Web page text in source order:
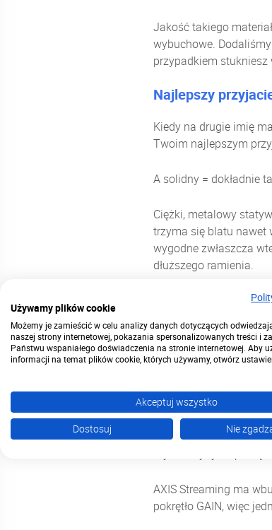
Jakość takiego
wybuchowe.
przypadkiem stukniesz
Najlepszy
Kiedy na drugie imię
Twoim najlepszym
A solidny = dokładnie
Ciężki, metalowy
trzyma się blatu nawet
wygodne zwłaszcza
dłuższego ramienia.
Dźwięk w
AXIS Streaming trzyma
Bez ściemy – z
pewności, że brzmisz
Wystarczy tylko
AXIS Streaming ma
pokrętło GAIN, więc
Używamy plików cookie
Możemy je zamieścić w celu analizy danych dotyczących
naszej strony internetowej, pokazania spersonalizowanych treści i
Państwu wspaniałego doświadczenia na stronie internetowej. Aby
informacji na temat plików cookie, których używamy, otwórz
Akceptuj wszystko
Dostosuj
Nie